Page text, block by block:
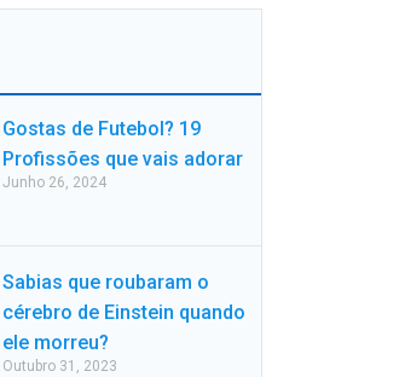
Gostas de Futebol? 19
Profissões que vais adorar
Junho 26, 2024
Sabias que roubaram o
cérebro de Einstein quando
ele morreu?
Outubro 31, 2023